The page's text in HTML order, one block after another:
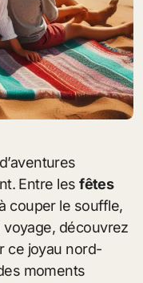
Entre lesfêtes
couper le souffle,
découvrez
ce joyau nord-
moments